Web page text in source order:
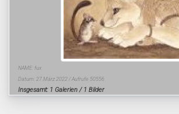
NAME: fux
Datum: 27.März 2022 / Aufrufe 50556
Insgesamt: 1 Galerien / 1 Bilder